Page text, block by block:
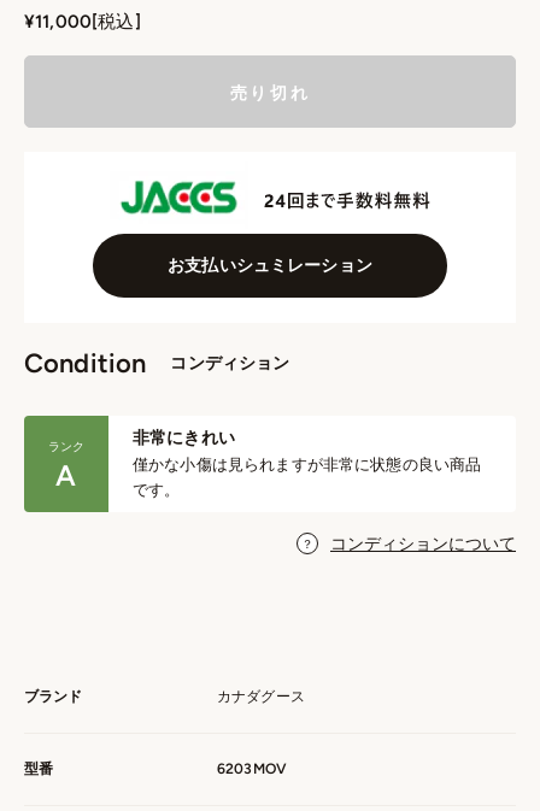
セール価格
¥11,000[税込]
売り切れ
お支払いシュミレーション
Condition コンディション
ランク
A
非常にきれい
僅かな小傷は見られますが非常に状態の良い商品
です。
コンディションについて
ブランド カナダグース
型番 6203MOV